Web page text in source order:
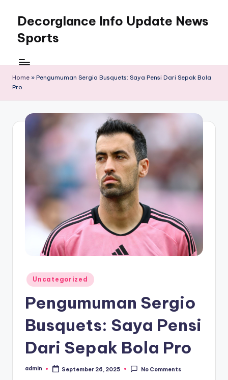
content
Decorglance Info Update News
Sports
adalah
sebuah
portal
berita
olahraga
terupdate.
Home » Pengumuman Sergio Busquets: Saya Pensi Dari Sepak Bola
Pro
Posted
in
Uncategorized
Pengumuman Sergio
Busquets: Saya Pensi
Dari Sepak Bola Pro
Posted
admin September 26, 2025 No Comments